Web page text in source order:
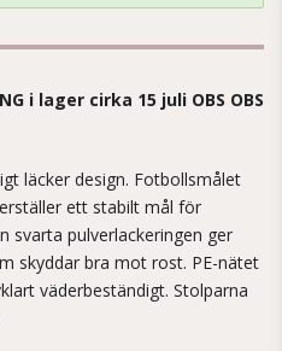
i lager cirka 15 juli OBS OBS
läcker design. Fotbollsmålet
ett stabilt mål för
svarta pulverlackeringen ger
skyddar bra mot rost. PE-nätet
väderbeständigt. Stolparna